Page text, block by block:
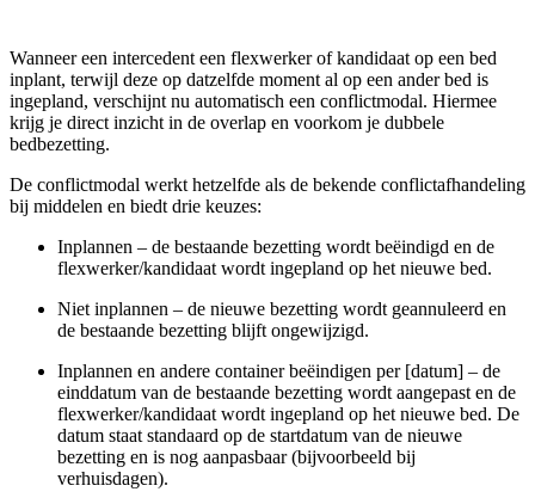
Wanneer een intercedent een flexwerker of kandidaat op een bed
inplant, terwijl deze op datzelfde moment al op een ander bed is
ingepland, verschijnt nu automatisch een conflictmodal. Hiermee
krijg je direct inzicht in de overlap en voorkom je dubbele
bedbezetting.
De conflictmodal werkt hetzelfde als de bekende conflictafhandeling
bij middelen en biedt drie keuzes:
Inplannen – de bestaande bezetting wordt beëindigd en de
flexwerker/kandidaat wordt ingepland op het nieuwe bed.
Niet inplannen – de nieuwe bezetting wordt geannuleerd en
de bestaande bezetting blijft ongewijzigd.
Inplannen en andere container beëindigen per [datum] – de
einddatum van de bestaande bezetting wordt aangepast en de
flexwerker/kandidaat wordt ingepland op het nieuwe bed. De
datum staat standaard op de startdatum van de nieuwe
bezetting en is nog aanpasbaar (bijvoorbeeld bij
verhuisdagen).